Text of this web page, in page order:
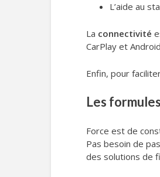
L’aide au
La connectivité
CarPlay et
Enfin, pour
Les
Force est de
Pas besoin de
des solutions de